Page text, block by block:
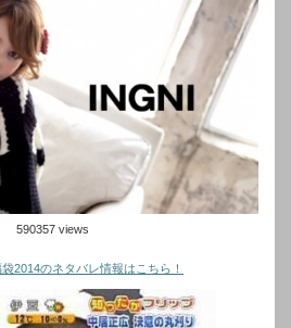
590357 views
2014のネタバレ情報はこちら！